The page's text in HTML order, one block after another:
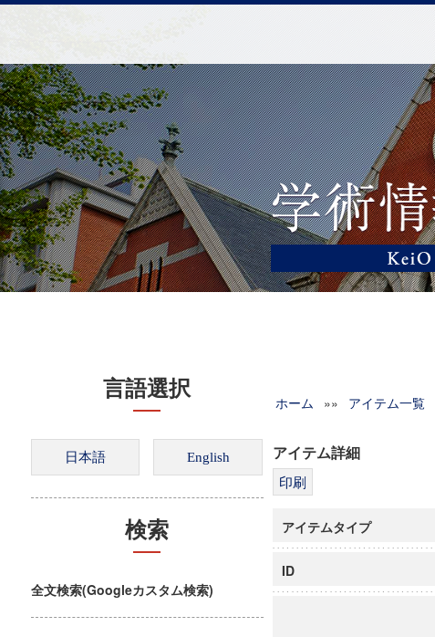
言語選択
検索
全文検索(Googleカスタム検索)
ホーム »» アイテム一覧
アイテム詳細
アイテムタイプ
ID